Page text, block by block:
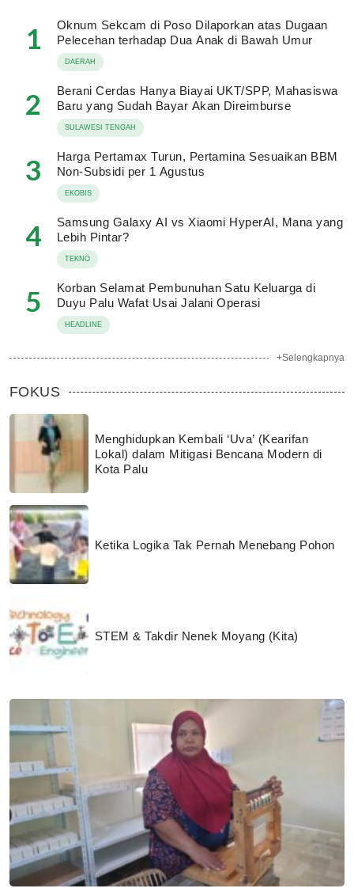
1
Oknum Sekcam di Poso Dilaporkan atas Dugaan
Pelecehan terhadap Dua Anak di Bawah Umur
DAERAH
2
Berani Cerdas Hanya Biayai UKT/SPP, Mahasiswa
Baru yang Sudah Bayar Akan Direimburse
SULAWESI TENGAH
3
Harga Pertamax Turun, Pertamina Sesuaikan BBM
Non-Subsidi per 1 Agustus
EKOBIS
4
Samsung Galaxy AI vs Xiaomi HyperAI, Mana yang
Lebih Pintar?
TEKNO
5
Korban Selamat Pembunuhan Satu Keluarga di
Duyu Palu Wafat Usai Jalani Operasi
HEADLINE
+Selengkapnya
FOKUS
Menghidupkan Kembali ‘Uva’ (Kearifan
Lokal) dalam Mitigasi Bencana Modern di
Kota Palu
Ketika Logika Tak Pernah Menebang Pohon
STEM & Takdir Nenek Moyang (Kita)